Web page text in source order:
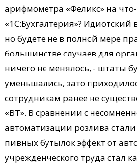
арифмометра «Феликс» на
«1С:Бухгалтерия»? Идиотский
но будете не в полной мере
большинстве случаев для
ничего не менялось, - штаты
уменьшались, зато
сотрудникам ранее не
«ВТ». В сравнении с
автоматизации розлива
пивных бутылок эффект от
учрежденческого труда стал